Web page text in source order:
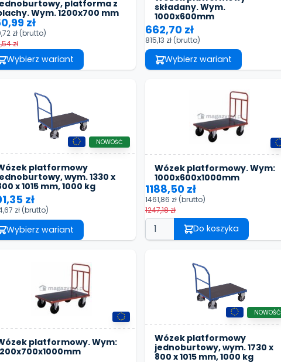
platforma z
Wym. 1200x700 mm
zł
zł (brutto)
zł
Wybierz wariant
składany. Wym.
1000x600mm
662,70 zł
815,13 zł (brutto)
Wybierz wariant
platformowy
wym. 1330 x
x 1015 mm, 1000 kg
NOWOŚĆ
zł
zł (brutto)
Wybierz wariant
Wózek platformowy. Wym:
1000x600x1000mm
1188,50 zł
1461,86 zł (brutto)
1247,18 zł
Do koszyka
platformowy. Wym:
Wózek platformowy
jednoburtowy, wym. 1730 x
800 x 1015 mm, 1000 kg
NOWOŚĆ